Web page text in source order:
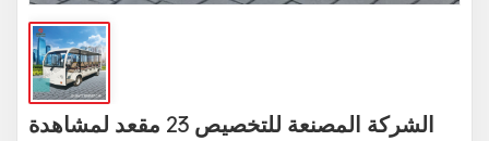
الشركة المصنعة للتخصيص 23 مقعد لمشاهدة